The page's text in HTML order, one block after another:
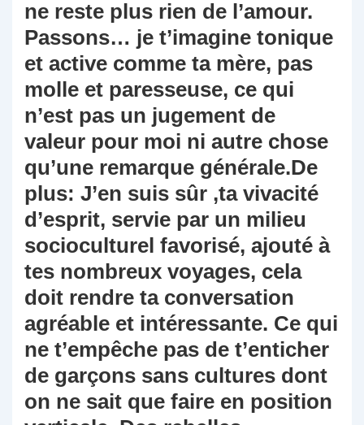
ne reste plus rien de l’amour.
Passons… je t’imagine tonique
et active comme ta mère, pas
molle et paresseuse, ce qui
n’est pas un jugement de
valeur pour moi ni autre chose
qu’une remarque générale.De
plus: J’en suis sûr ,ta vivacité
d’esprit, servie par un milieu
socioculturel favorisé, ajouté à
tes nombreux voyages, cela
doit rendre ta conversation
agréable et intéressante. Ce qui
ne t’empêche pas de t’enticher
de garçons sans cultures dont
on ne sait que faire en position